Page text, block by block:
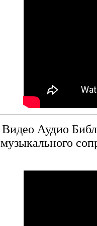
Видео Аудио
музыкального